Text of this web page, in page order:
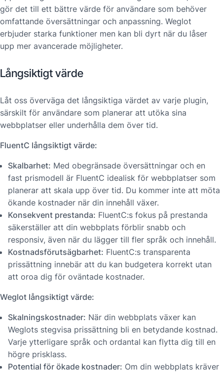
gör det till ett bättre värde för användare som behöver
omfattande översättningar och anpassning. Weglot
erbjuder starka funktioner men kan bli dyrt när du låser
upp mer avancerade möjligheter.
Långsiktigt värde
Låt oss överväga det långsiktiga värdet av varje plugin,
särskilt för användare som planerar att utöka sina
webbplatser eller underhålla dem över tid.
FluentC långsiktigt värde:
Skalbarhet: Med obegränsade översättningar och en
fast prismodell är FluentC idealisk för webbplatser som
planerar att skala upp över tid. Du kommer inte att möta
ökande kostnader när din innehåll växer.
Konsekvent prestanda: FluentC:s fokus på prestanda
säkerställer att din webbplats förblir snabb och
responsiv, även när du lägger till fler språk och innehåll.
Kostnadsförutsägbarhet: FluentC:s transparenta
prissättning innebär att du kan budgetera korrekt utan
att oroa dig för oväntade kostnader.
Weglot långsiktigt värde:
Skalningskostnader: När din webbplats växer kan
Weglots stegvisa prissättning bli en betydande kostnad.
Varje ytterligare språk och ordantal kan flytta dig till en
högre prisklass.
Potential för ökade kostnader: Om din webbplats kräver